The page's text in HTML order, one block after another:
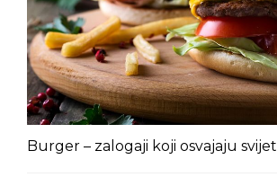
Burger – zalogaji koji osvajaju svijet